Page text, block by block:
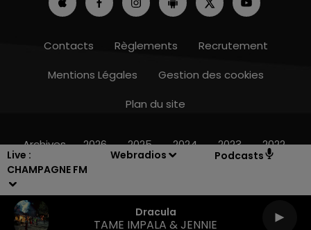
Live :
CHAMPAGNE FM
Webradios Podcasts
Dracula
TAME IMPALA & JENNIE
11h00 - 16h00
Contacts Règlements
Recrutement
Mentions Légales
Gestion des cookies
Plan du site
Archives 2026 2025 2024 2023 2022